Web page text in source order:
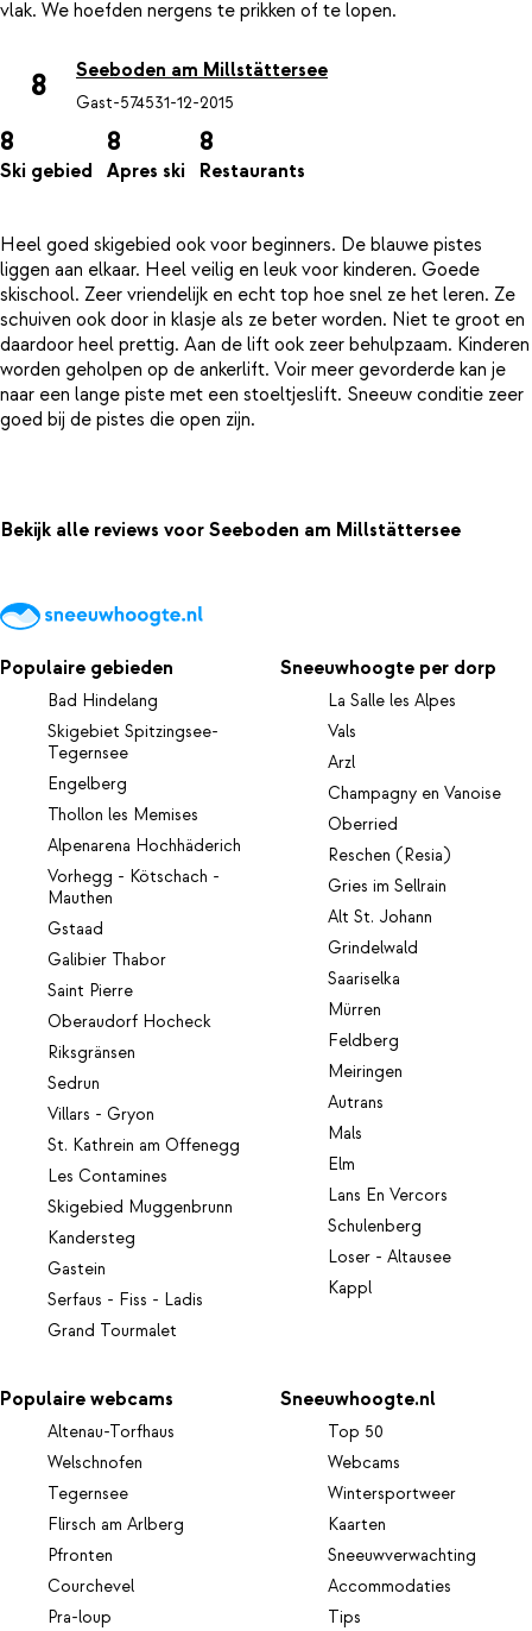
8 Seeboden am Millstättersee
Gast-574531-12-2015
8
Ski gebied
8
Apres ski
8
Restaurants
Heel goed skigebied ook voor beginners. De blauwe pistes
liggen aan elkaar. Heel veilig en leuk voor kinderen. Goede
skischool. Zeer vriendelijk en echt top hoe snel ze het leren. Ze
schuiven ook door in klasje als ze beter worden. Niet te groot en
daardoor heel prettig. Aan de lift ook zeer behulpzaam. Kinderen
worden geholpen op de ankerlift. Voir meer gevorderde kan je
naar een lange piste met een stoeltjeslift. Sneeuw conditie zeer
goed bij de pistes die open zijn.
Bekijk alle reviews voor Seeboden am Millstättersee
Populaire gebieden
Bad Hindelang
Skigebiet Spitzingsee-
Tegernsee
Engelberg
Thollon les Memises
Alpenarena Hochhäderich
Vorhegg - Kötschach -
Mauthen
Gstaad
Galibier Thabor
Saint Pierre
Oberaudorf Hocheck
Riksgränsen
Sedrun
Villars - Gryon
St. Kathrein am Offenegg
Les Contamines
Skigebied Muggenbrunn
Kandersteg
Gastein
Serfaus - Fiss - Ladis
Grand Tourmalet
Sneeuwhoogte per dorp
La Salle les Alpes
Vals
Arzl
Champagny en Vanoise
Oberried
Reschen (Resia)
Gries im Sellrain
Alt St. Johann
Grindelwald
Saariselka
Mürren
Feldberg
Meiringen
Autrans
Mals
Elm
Lans En Vercors
Schulenberg
Loser - Altausee
Kappl
Populaire webcams
Altenau-Torfhaus
Welschnofen
Tegernsee
Flirsch am Arlberg
Pfronten
Courchevel
Pra-loup
Sneeuwhoogte.nl
Top 50
Webcams
Wintersportweer
Kaarten
Sneeuwverwachting
Accommodaties
Tips